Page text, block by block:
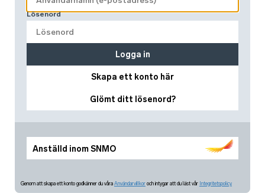
Anställd inom SNMO
Lösenord
Skapa ett konto här
Glömt ditt lösenord?
Logga in
Genom att skapa ett konto godkänner du våra Användarvillkor och intygar att du läst vår Integritetspolicy.